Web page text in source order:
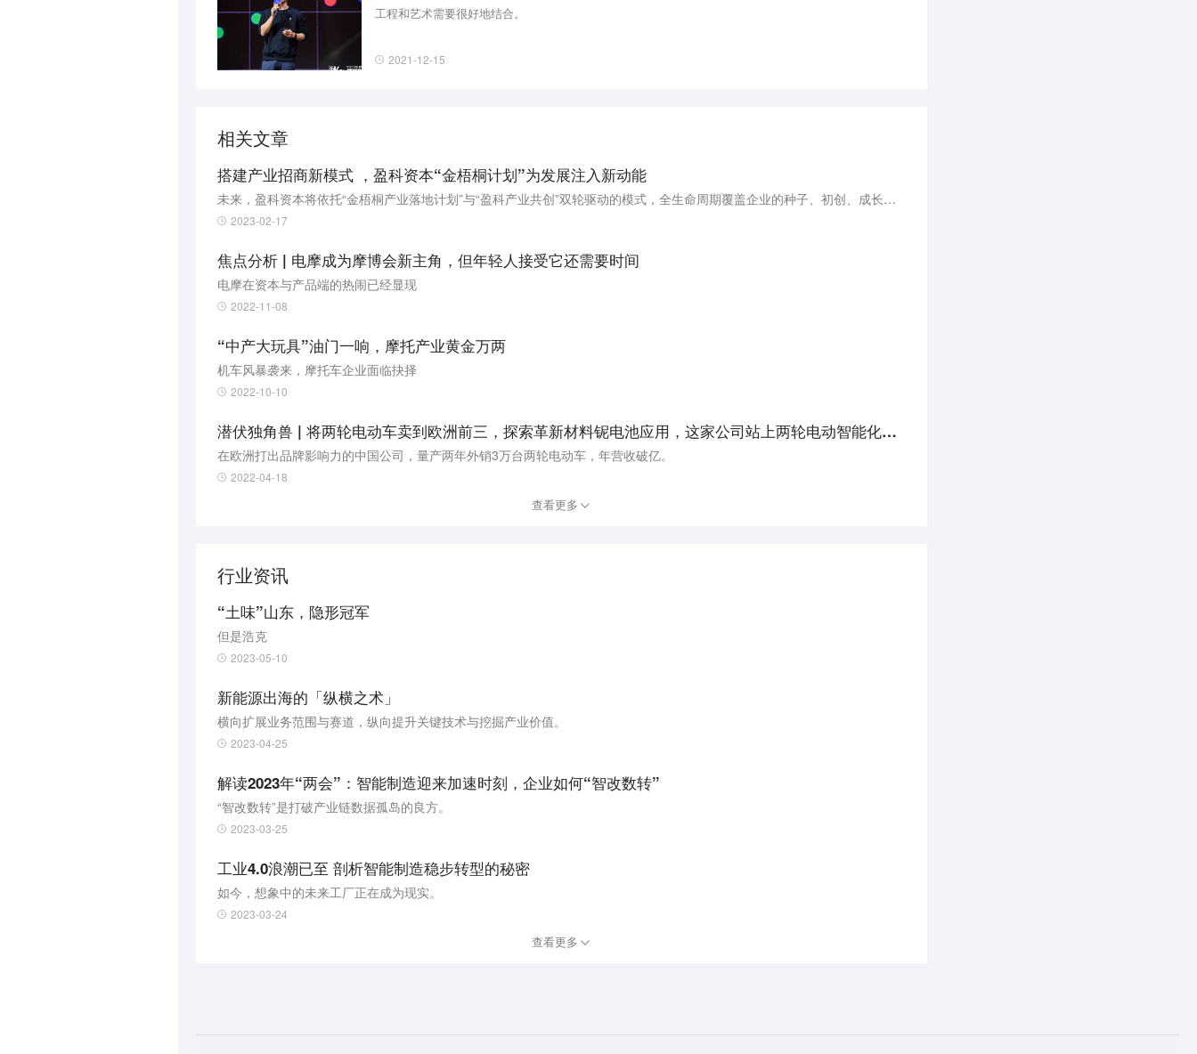
工程和艺术需要很好地结合。
2021-12-15
相关文章
搭建产业招商新模式 ，盈科资本“金梧桐计划”为发展注入新动能
未来，盈科资本将依托“金梧桐产业落地计划”与“盈科产业共创”双轮驱动的模式，全生命周期覆盖企业的种子、初创、成长、扩张阶段，用长期主义和价值投资的专业实践，帮助企业从0到1，再到100，开启科创产业扶持培育的新生态。
2023-02-17
焦点分析 | 电摩成为摩博会新主角，但年轻人接受它还需要时间
电摩在资本与产品端的热闹已经显现
2022-11-08
“中产大玩具”油门一响，摩托产业黄金万两
机车风暴袭来，摩托车企业面临抉择
2022-10-10
潜伏独角兽 | 将两轮电动车卖到欧洲前三，探索革新材料铌电池应用，这家公司站上两轮电动智能化潮头
在欧洲打出品牌影响力的中国公司，量产两年外销3万台两轮电动车，年营收破亿。
2022-04-18
查看更多
行业资讯
“土味”山东，隐形冠军
但是浩克
2023-05-10
新能源出海的「纵横之术」
横向扩展业务范围与赛道，纵向提升关键技术与挖掘产业价值。
2023-04-25
解读2023年“两会”：智能制造迎来加速时刻，企业如何“智改数转”
“智改数转”是打破产业链数据孤岛的良方。
2023-03-25
工业4.0浪潮已至 剖析智能制造稳步转型的秘密
如今，想象中的未来工厂正在成为现实。
2023-03-24
查看更多